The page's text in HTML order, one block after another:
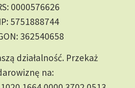
0000576626
5751888744
362540658
działalność. Przekaż
na: